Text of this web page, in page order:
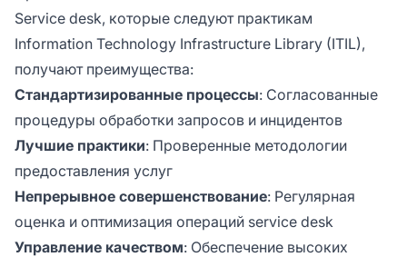
Service desk, которые следуют практикам
Information Technology Infrastructure Library (ITIL),
получают преимущества:
Стандартизированные процессы: Согласованные
процедуры обработки запросов и инцидентов
Лучшие практики: Проверенные методологии
предоставления услуг
Непрерывное совершенствование: Регулярная
оценка и оптимизация операций service desk
Управление качеством: Обеспечение высоких